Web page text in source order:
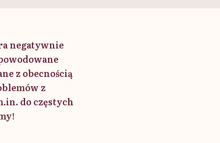
negatywnie
z obecnością
z
do częstych